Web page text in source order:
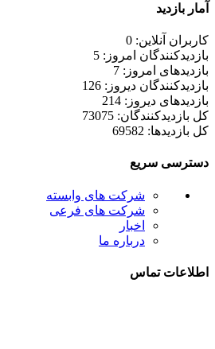
آمار بازدید
کاربران آنلاین: 0
بازدیدکنندگان امروز: 5
بازدیدهای امروز: 7
بازدیدکنندگان دیروز: 126
بازدیدهای دیروز: 214
کل بازدیدکنند‌گان: 73075
کل بازدیدها: 69582
دسترسی سریع
شرکت های وابسته
شرکت های فرعی
اخبار
درباره ما
اطلاعات تماس